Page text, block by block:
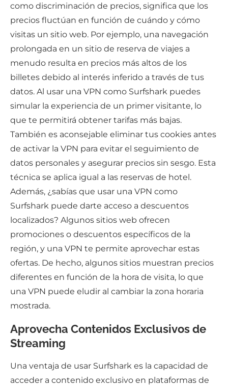
como discriminación de precios, significa que los
precios fluctúan en función de cuándo y cómo
visitas un sitio web. Por ejemplo, una navegación
prolongada en un sitio de reserva de viajes a
menudo resulta en precios más altos de los
billetes debido al interés inferido a través de tus
datos. Al usar una VPN como Surfshark puedes
simular la experiencia de un primer visitante, lo
que te permitirá obtener tarifas más bajas.
También es aconsejable eliminar tus cookies antes
de activar la VPN para evitar el seguimiento de
datos personales y asegurar precios sin sesgo. Esta
técnica se aplica igual a las reservas de hotel.
Además, ¿sabías que usar una VPN como
Surfshark puede darte acceso a descuentos
localizados? Algunos sitios web ofrecen
promociones o descuentos específicos de la
región, y una VPN te permite aprovechar estas
ofertas. De hecho, algunos sitios muestran precios
diferentes en función de la hora de visita, lo que
una VPN puede eludir al cambiar la zona horaria
mostrada.
Aprovecha Contenidos Exclusivos de
Streaming
Una ventaja de usar Surfshark es la capacidad de
acceder a contenido exclusivo en plataformas de